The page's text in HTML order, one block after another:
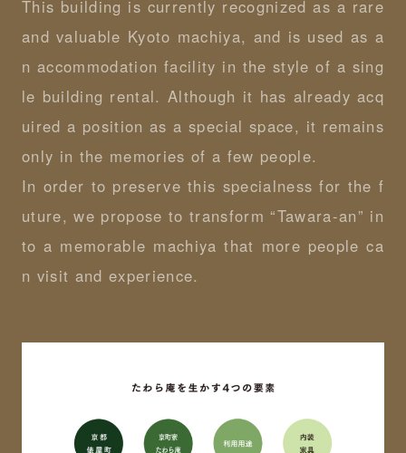
This building is currently recognized as a rare
and valuable Kyoto machiya, and is used as a
n accommodation facility in the style of a sing
le building rental. Although it has already acq
uired a position as a special space, it remains
only in the memories of a few people.
In order to preserve this specialness for the f
uture, we propose to transform “Tawara-an” in
to a memorable machiya that more people ca
n visit and experience.